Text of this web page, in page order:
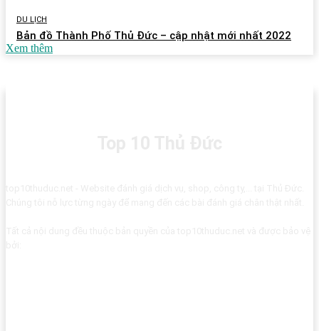
DU LỊCH
Bản đồ Thành Phố Thủ Đức – cập nhật mới nhất 2022
Xem thêm